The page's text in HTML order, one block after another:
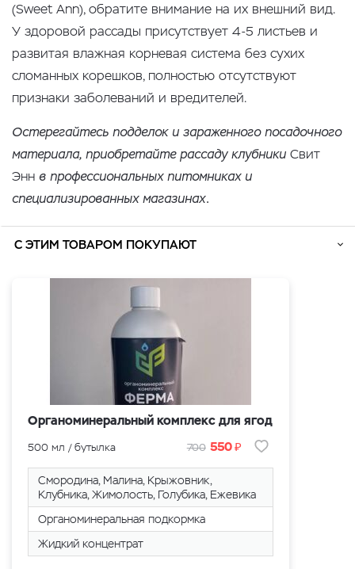
(Sweet Ann), обратите внимание на их внешний вид.
У здоровой рассады присутствует 4-5 листьев и
развитая влажная корневая система без сухих
сломанных корешков, полностью отсутствуют
признаки заболеваний и вредителей.
Остерегайтесь подделок и зараженного посадочного
материала, приобретайте рассаду клубники Свит
Энн в профессиональных питомниках и
специализированных магазинах.
С ЭТИМ ТОВАРОМ ПОКУПАЮТ
Органоминеральный комплекс для ягод
500 мл / бутылка 700 550₽
Смородина, Малина, Крыжовник,
Клубника, Жимолость, Голубика, Eжевика
Органоминеральная подкормка
Жидкий концентрат